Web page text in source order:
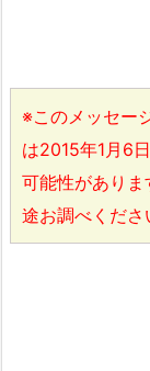
※このメッセー
は2015年1月6
可能性があり
途お調べくださ